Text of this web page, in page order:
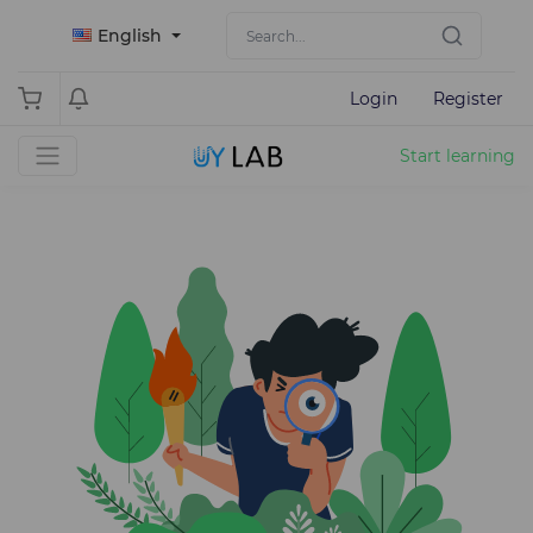
English
Login Register
Start learning